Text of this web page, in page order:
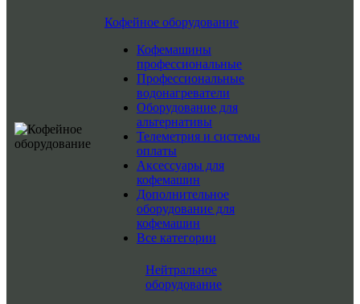
Кофейное оборудование
Кофемашины
профессиональные
Профессиональные
водонагреватели
Оборудование для
альтернативы
Телеметрия и системы
оплаты
Аксессуары для
кофемашин
Дополнительное
оборудование для
кофемашин
Все категории
Нейтральное
оборудование